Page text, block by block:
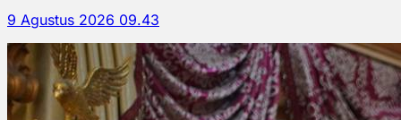
9 Agustus 2026 09.43